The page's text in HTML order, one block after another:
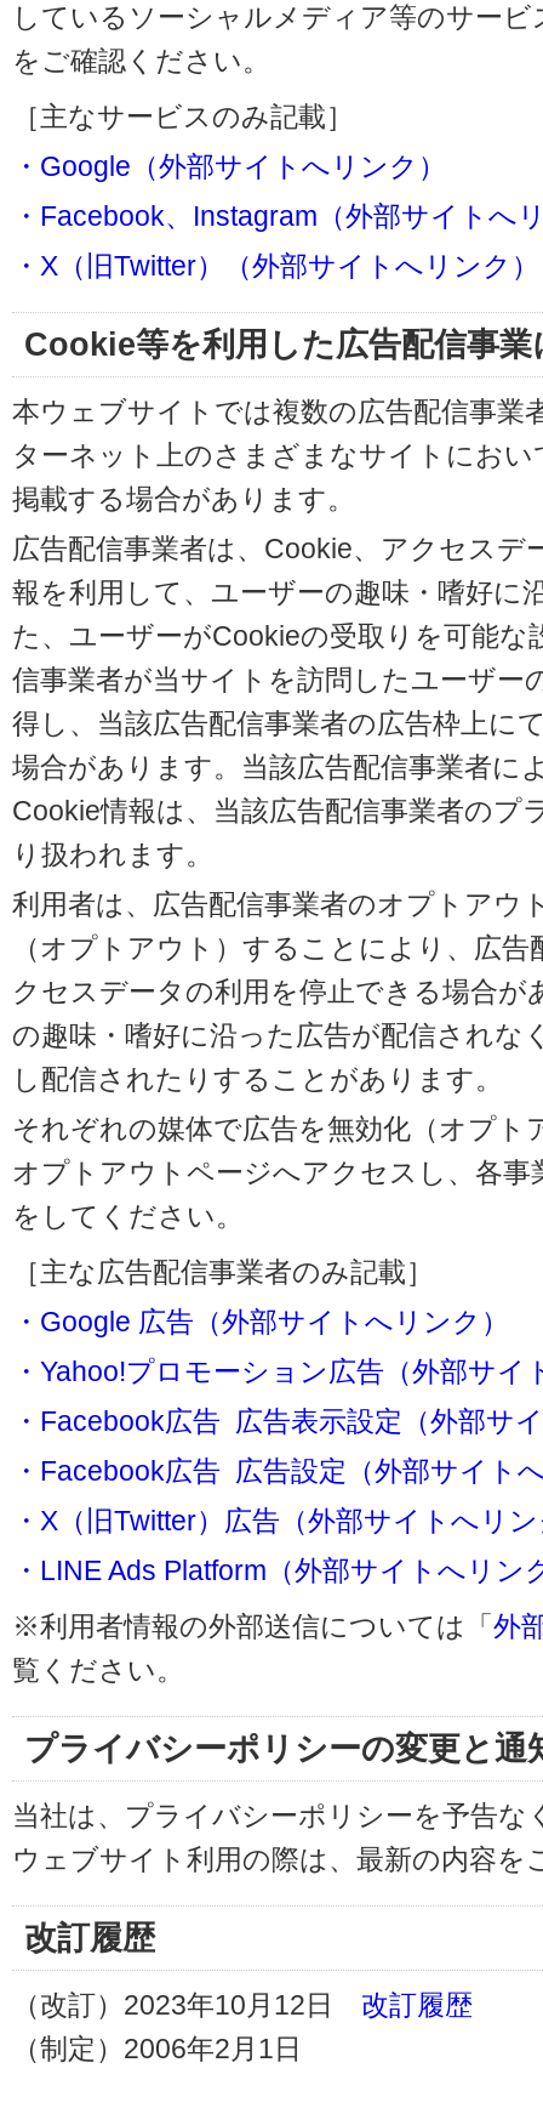
しているソーシャルメディア等のサー
をご確認ください。
［主なサービスのみ記載］
・Google（外部サイトへリンク）
・Facebook、Instagram（外部サイトへ
・X（旧Twitter）（外部サイトへリンク）
Cookie等を利用した広告配信事
本ウェブサイトでは複数の広告配信事業
ターネット上のさまざまなサイトにお
掲載する場合があります。
広告配信事業者は、Cookie、アクセスデ
報を利用して、ユーザーの趣味・嗜好に
た、ユーザーがCookieの受取りを可能
信事業者が当サイトを訪問したユーザー
得し、当該広告配信事業者の広告枠上に
場合があります。当該広告配信事業者に
Cookie情報は、当該広告配信事業者のプ
り扱われます。
利用者は、広告配信事業者のオプトアウ
（オプトアウト）することにより、広
クセスデータの利用を停止できる場合が
の趣味・嗜好に沿った広告が配信されな
し配信されたりすることがあります。
それぞれの媒体で広告を無効化（オプト
オプトアウトページへアクセスし、各
をしてください。
［主な広告配信事業者のみ記載］
・Google 広告（外部サイトへリンク）
・Yahoo!プロモーション広告（外部サイ
・Facebook広告 広告表示設定（外部サ
・Facebook広告 広告設定（外部サイト
・X（旧Twitter）広告（外部サイトへリ
・LINE Ads Platform（外部サイトへリン
※利用者情報の外部送信については「外
覧ください。
プライバシーポリシーの変更と通
当社は、プライバシーポリシーを予告
ウェブサイト利用の際は、最新の内容を
改訂履歴
（改訂）2023年10月12日 改訂履歴
（制定）2006年2月1日